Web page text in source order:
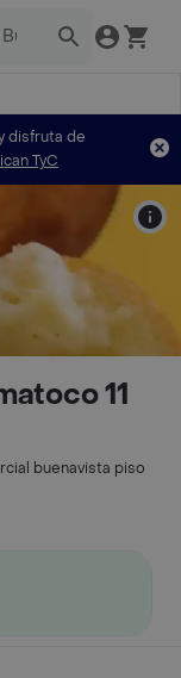
disfruta de
TyC
11
buenavista piso